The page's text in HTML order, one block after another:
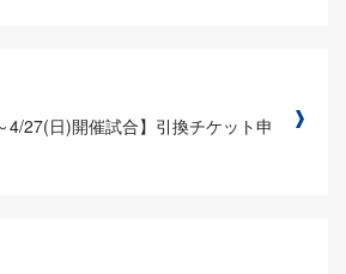
4/27(日)開催試合】引換チケット申